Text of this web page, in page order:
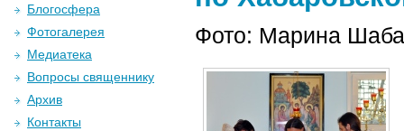
Фото: Марина
Блогосфера
Фотогалерея
Медиатека
Вопросы священнику
Архив
Контакты